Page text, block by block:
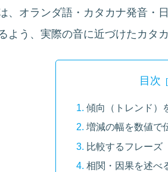
、オランダ語・カタカナ発音・
よう、実際の音に近づけたカタ
目次
傾向（トレンド）
増減の幅を数値で
比較するフレーズ
相関・因果を述べ